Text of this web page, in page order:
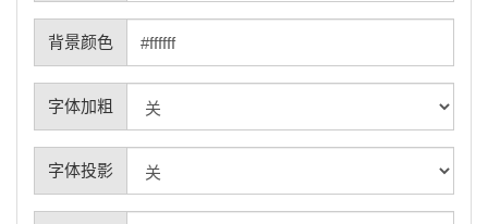
背景颜色
字体加粗
字体投影